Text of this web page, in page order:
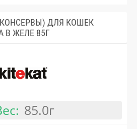
ДЛЯ КОШЕК
В ЖЕЛЕ 85Г
85.0г